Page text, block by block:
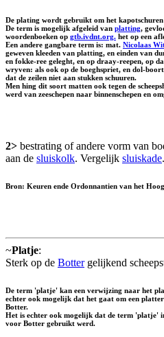
De plating wordt gebruikt om het
De term is mogelijk afgeleid van platting,
woordenboeken op gtb.ivdnt.org. het op een
Een andere gangbare term is: mat. Nicolaas
geweven kleeden van platting, en einden van
en fokke-ree geleght, en op draay-reepen, op
wryven: als ook op de boeghspriet, en dol-
dat de zeilen niet aan stukken schuuren.
Men hing dit soort matten ook tegen de
werd van zeeschepen naar binnenschepen en
2> bestrating of andere vorm van
aan de sluiskolk. Vergelijk sluiskade.
Bron: Keuren ende Ordonnantien van het
~Platje:
Sterk op de Bottergelijkend
De term 'platje' kan een verwijzing naar het
echter ook mogelijk dat het gaat om een
Botter.
Het is echter ook mogelijk dat de term 'platje'
voor Botter gebruikt werd.